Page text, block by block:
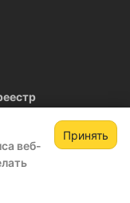
веб-
Принять